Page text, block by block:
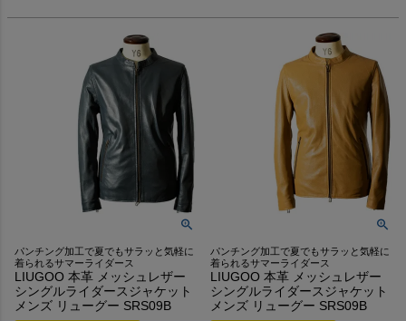
パンチング加工で夏でもサラッと気軽に
着られるサマーライダース
LIUGOO 本革 メッシュレザー
シングルライダースジャケット
メンズ リューグー SRS09B
パンチング加工で夏でもサラッと気軽に
着られるサマーライダース
LIUGOO 本革 メッシュレザー
シングルライダースジャケット
メンズ リューグー SRS09B